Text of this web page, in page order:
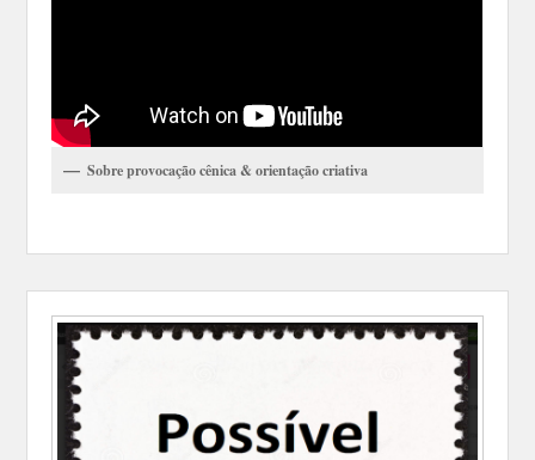
Sobre provocação cênica & orientação criativa